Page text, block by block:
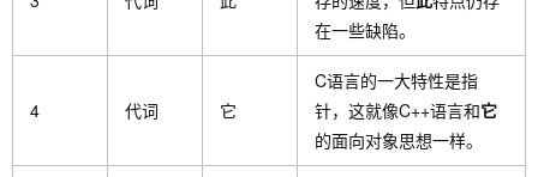
在一些缺陷。
4 代词 它
C语言的一大特性是指
针，这就像C++语言和它
的面向对象思想一样。